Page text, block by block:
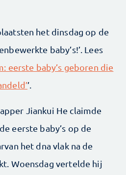
het dinsdag op de
baby’s!’. Lees
eerste baby’s geboren die
’.
Jiankui He claimde
eerste baby’s op de
het dna vlak na de
Woensdag vertelde hij